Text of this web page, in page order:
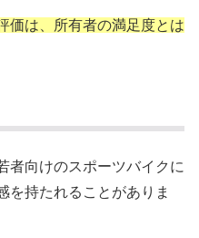
価は、所有者の満足度とは
者向けのスポーツバイクに
を持たれることがありま